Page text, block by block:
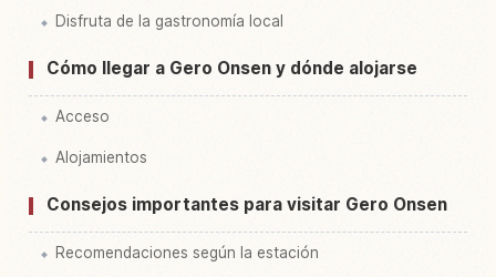
Disfruta de la gastronomía local
Cómo llegar a Gero Onsen y dónde alojarse
Acceso
Alojamientos
Consejos importantes para visitar Gero Onsen
Recomendaciones según la estación